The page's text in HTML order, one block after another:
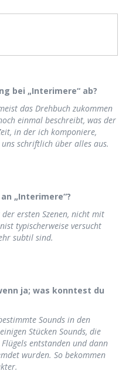
bei „Interimere“ ab?
das Drehbuch zukommen
einmal beschreibt, was der
in der ich komponiere,
schriftlich über alles aus.
„Interimere“?
ersten Szenen, nicht mit
typischerweise versucht
subtil sind.
ja; was konntest du
Sounds in den
Stücken Sounds, die
entstanden und dann
wurden. So bekommen